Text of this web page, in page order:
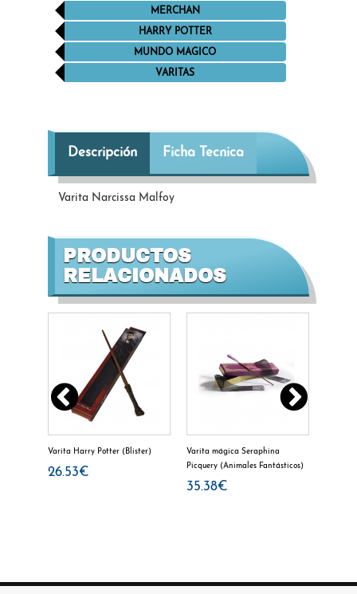
MERCHAN
HARRY POTTER
MUNDO MAGICO
VARITAS
Descripción Ficha Tecnica
Varita Narcissa Malfoy
PRODUCTOS
RELACIONADOS
Varita Harry Potter (Blister)
26.53€
Varita mágica Seraphina
Picquery (Animales Fantásticos)
35.38€